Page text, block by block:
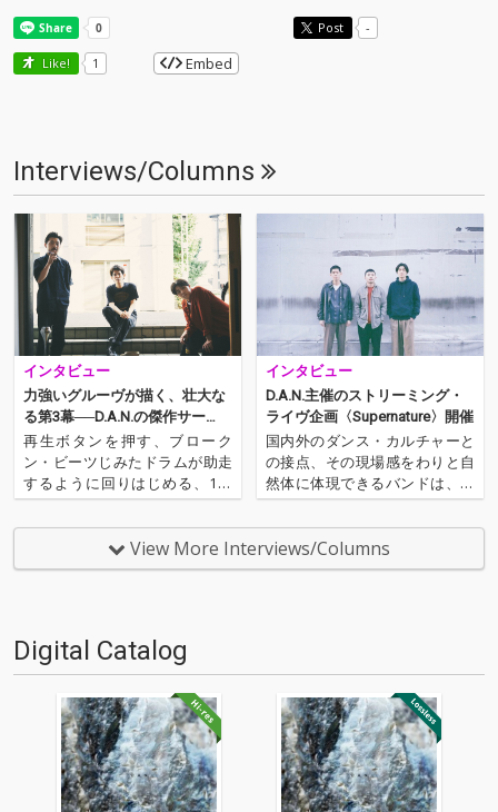
Post -
Like! 1 Embed
Interviews/Columns
インタビュー
力強いグルーヴが描く、壮大な
る第3幕──D.A.N.の傑作サー
ド・アルバム
再生ボタンを押す、ブローク
ン・ビーツじみたドラムが助走
するように回りはじめる、1分
後、疾走するシンセ・リフとと
もにアルバムは重力を振り切っ
て、軽快な足取りで走り出す。
気づけば一気にラスト、幕引き
インタビュー
D.A.N.主催のストリーミング・
ライヴ企画〈Supernature〉開催
国内外のダンス・カルチャーと
の接点、その現場感をわりと自
然体に体現できるバンドは、こ
こ日本では少ない気もするのだ
が、わりと彼らはクールに、自
然体にそれをやりのけている。
6月13日（土）に主催ライヴ・
View More Interviews/Columns
Digital Catalog